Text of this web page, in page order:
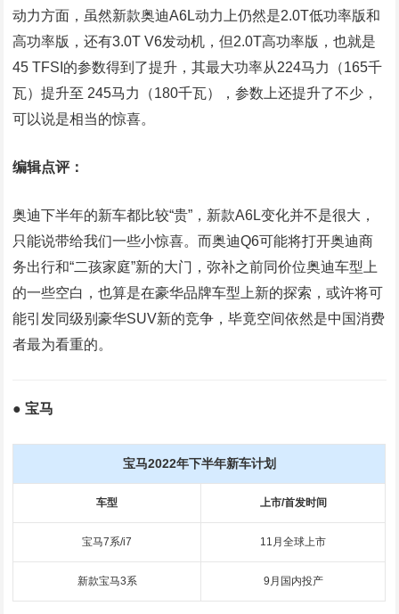
动力方面，虽然新款奥迪A6L动力上仍然是2.0T低功率版和
高功率版，还有3.0T V6发动机，但2.0T高功率版，也就是
45 TFSI的参数得到了提升，其最大功率从224马力（165千
瓦）提升至 245马力（180千瓦），参数上还提升了不少，
可以说是相当的惊喜。
编辑点评：
奥迪下半年的新车都比较“贵”，新款A6L变化并不是很大，
只能说带给我们一些小惊喜。而奥迪Q6可能将打开奥迪商
务出行和“二孩家庭”新的大门，弥补之前同价位奥迪车型上
的一些空白，也算是在豪华品牌车型上新的探索，或许将可
能引发同级别豪华SUV新的竞争，毕竟空间依然是中国消费
者最为看重的。
● 宝马
宝马2022年下半年新车计划
车型 上市/首发时间
宝马7系/i7 11月全球上市
新款宝马3系 9月国内投产